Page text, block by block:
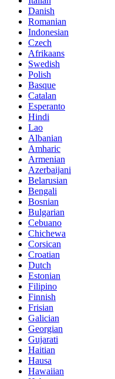
Danish
Romanian
Indonesian
Czech
Afrikaans
Swedish
Polish
Basque
Catalan
Esperanto
Hindi
Lao
Albanian
Amharic
Armenian
Azerbaijani
Belarusian
Bengali
Bosnian
Bulgarian
Cebuano
Chichewa
Corsican
Croatian
Dutch
Estonian
Filipino
Finnish
Frisian
Galician
Georgian
Gujarati
Haitian
Hausa
Hawaiian